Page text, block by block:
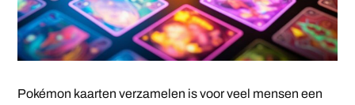
Pokémon kaarten verzamelen is voor veel mensen een